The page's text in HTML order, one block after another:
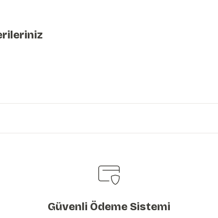
Güvenli Ödeme Sistemi